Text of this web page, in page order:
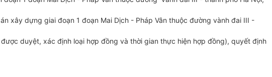
xây dựng giai đoạn 1 đoạn Mai Dịch - Pháp Vân thuộc đường vành đai III -
duyệt, xác định loại hợp đồng và thời gian thực hiện hợp đồng), quyết định